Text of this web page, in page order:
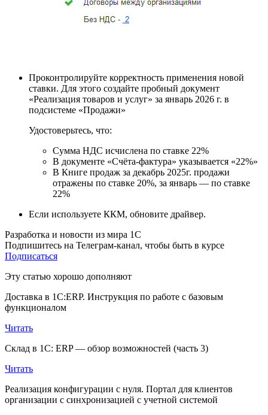
Проконтролируйте корректность применения новой
ставки. Для этого создайте пробный документ
«Реализация товаров и услуг» за январь 2026 г. в
подсистеме «Продажи»
Удостоверьтесь, что:
Сумма НДС исчислена по ставке 22%
В документе «Счёта-фактура» указывается «22%»
В Книге продаж за декабрь 2025г. продажи
отражены по ставке 20%, за январь — по ставке
22%
Если используете ККМ, обновите драйвер.
Разработка и новости из мира 1С
Подпишитесь на Телеграм-канал, чтобы быть в курсе
Подписаться
Эту статью хорошо дополняют
Доставка в 1С:ERP. Инструкция по работе с базовым
функционалом
Читать
Склад в 1С: ERP — обзор возможностей (часть 3)
Читать
Реализация конфигурации с нуля. Портал для клиентов
организации с синхронизацией с учетной системой